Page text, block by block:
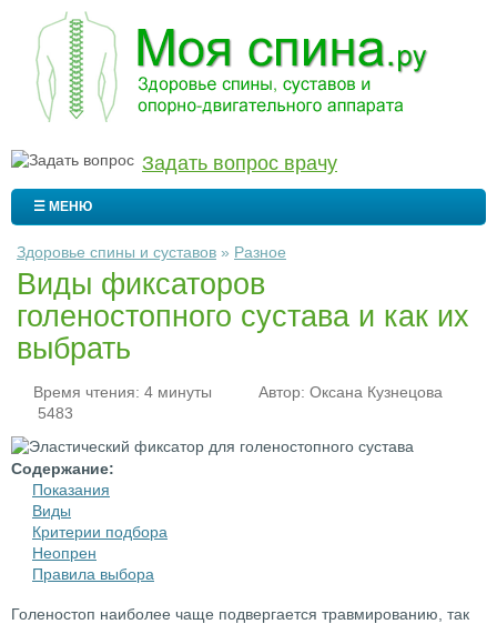
Задать вопрос врачу
☰ МЕНЮ
Здоровье спины и суставов » Разное
Виды фиксаторов
голеностопного сустава и как их
выбрать
Время чтения: 4 минуты Автор: Оксана Кузнецова
5483
Содержание:
Показания
Виды
Критерии подбора
Неопрен
Правила выбора
Голеностоп наиболее чаще подвергается травмированию, так